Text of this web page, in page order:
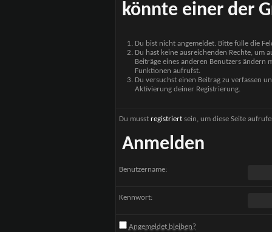
könnte einer der
Du bist nicht angemeldet. Bitte fülle die
Du hast keine ausreichenden Rechte, um
Beiträge eines anderen Benutzers
Funktionen aufrufst.
Du versuchst einen Beitrag zu verfassen
Aktivierung deiner Registrierung.
Du musst registriertsein, um diese Seite
Anmelden
Benutzername:
Kennwort:
Angemeldet bleiben?